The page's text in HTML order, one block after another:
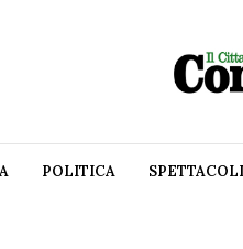
POLITICA SPETTACOLI